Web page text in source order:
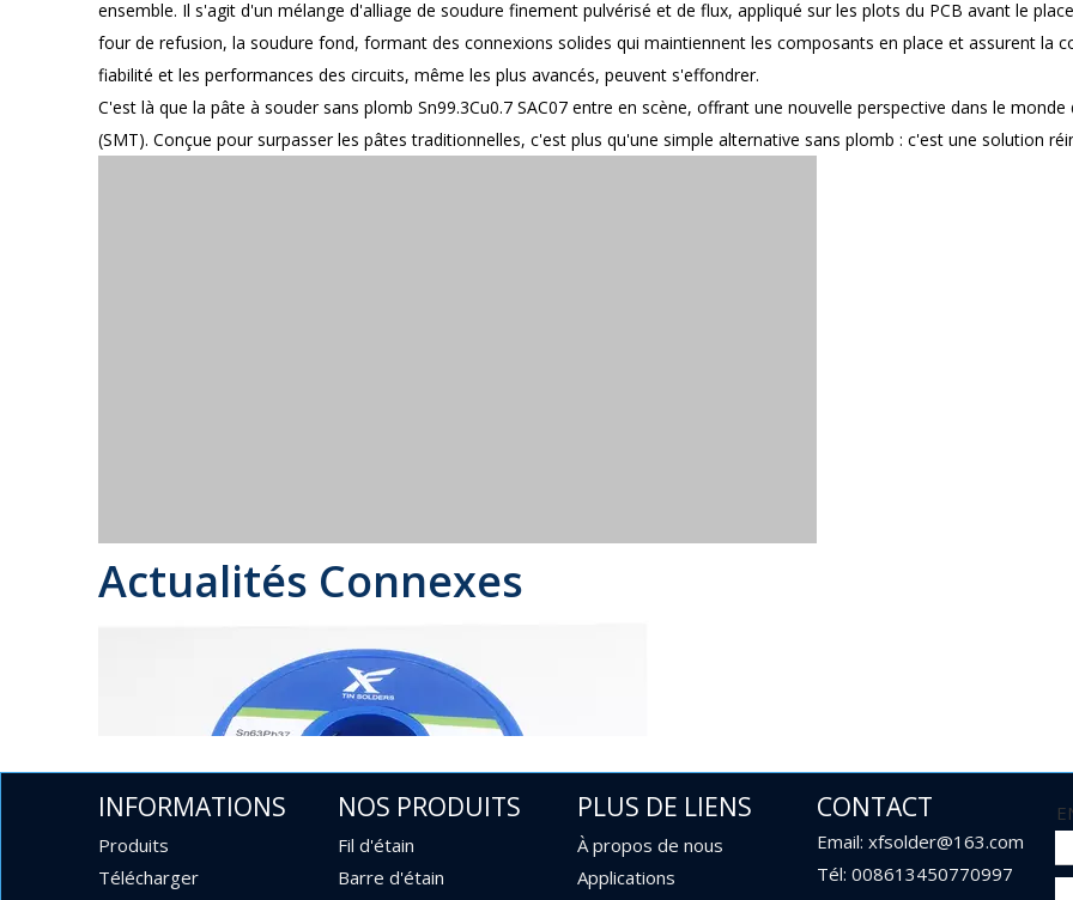
ensemble. Il s'agit d'un mélange d'alliage de soudure finement pulvérisé et de flux, appliqué sur les plots du PCB avant le
four de refusion, la soudure fond, formant des connexions solides qui maintiennent les composants en place et assurent la
fiabilité et les performances des circuits, même les plus avancés, peuvent s'effondrer.
C'est là que la pâte à souder sans plomb Sn99.3Cu0.7 SAC07 entre en scène, offrant une nouvelle perspective dans le
(SMT). Conçue pour surpasser les pâtes traditionnelles, c'est plus qu'une simple alternative sans plomb : c'est une solution
Actualités Connexes
INFORMATIONS
Produits
Télécharger
NOS PRODUITS
Fil d'étain
Barre d'étain
PLUS DE LIENS
À propos de nous
Applications
CONTACT
Email: xfsolder@163.com
Tél: 008613450770997